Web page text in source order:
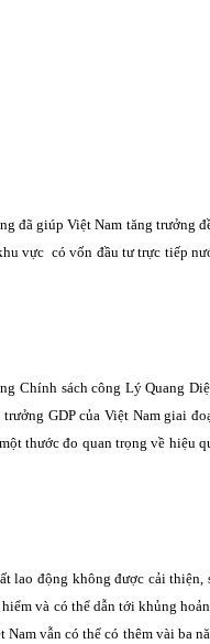
đã giúp Việt Nam tăng trưởng
vực có vốn đầu tư trực tiếp
Chính sách công Lý Quang
GDP của Việt Nam giai
thước đo quan trọng về hiệu
lao động không được cải thiện,
và có thể dẫn tới khủng
vẫn có thể có thêm vài ba